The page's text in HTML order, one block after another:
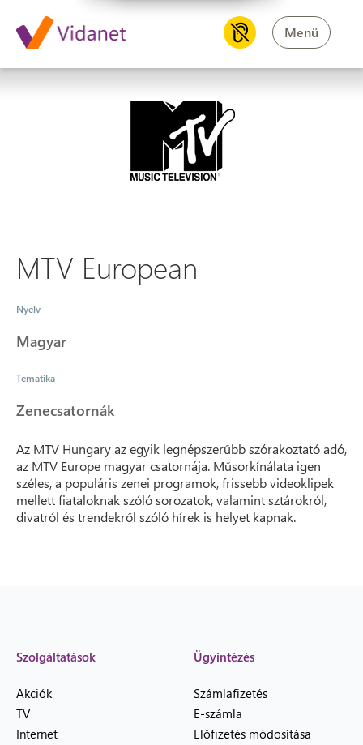
Menü
MTV European
MTV European
Nyelv
Magyar
Tematika
Zenecsatornák
Az MTV Hungary az egyik legnépszerűbb szórakoztató adó,
az MTV Europe magyar csatornája. Műsorkínálata igen
széles, a populáris zenei programok, frissebb videoklipek
mellett fiataloknak szóló sorozatok, valamint sztárokról,
divatról és trendekről szóló hírek is helyet kapnak.
Szolgáltatások
Akciók
TV
Internet
Ügyintézés
Számlafizetés
E-számla
Előfizetés módosítása